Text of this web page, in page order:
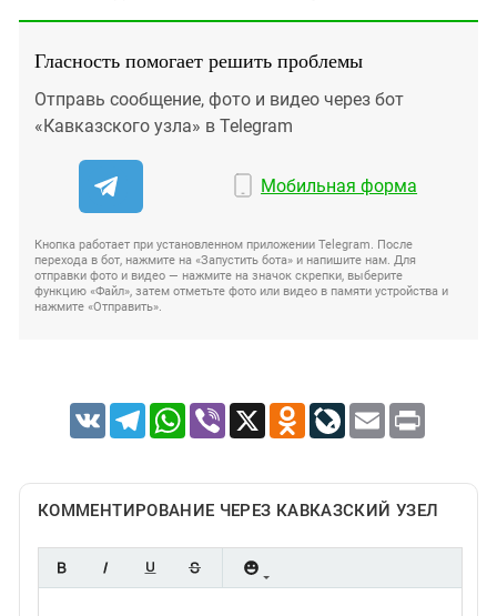
Гласность помогает решить проблемы
Отправь сообщение, фото и видео через бот
«Кавказского узла» в Telegram
Мобильная форма
Кнопка работает при установленном приложении Telegram. После
перехода в бот, нажмите на «Запустить бота» и напишите нам. Для
отправки фото и видео — нажмите на значок скрепки, выберите
функцию «Файл», затем отметьте фото или видео в памяти устройства и
нажмите «Отправить».
VK TelegramWhatsApp
Viber X Odnoklassniki
LiveJournal
Email Print
КОММЕНТИРОВАНИЕ ЧЕРЕЗ КАВКАЗСКИЙ УЗЕЛ